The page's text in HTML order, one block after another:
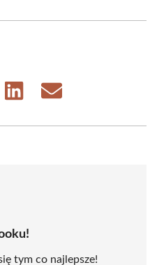
Share
Share
tym co najlepsze!